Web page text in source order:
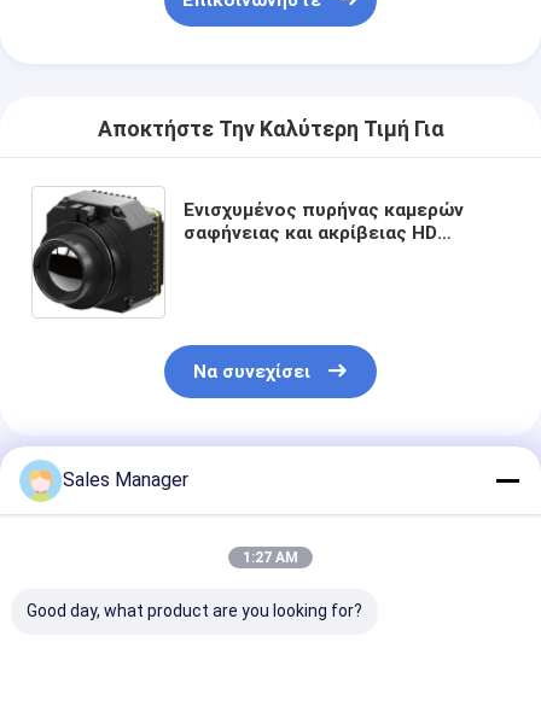
Αποκτήστε Την Καλύτερη Τιμή Για
Ενισχυμένος πυρήνας καμερών
σαφήνειας και ακρίβειας HD
Να συνεχίσει
Συνιστώμενα Προϊόντα
Sales Manager
1:27 AM
Good day, what product are you looking for?